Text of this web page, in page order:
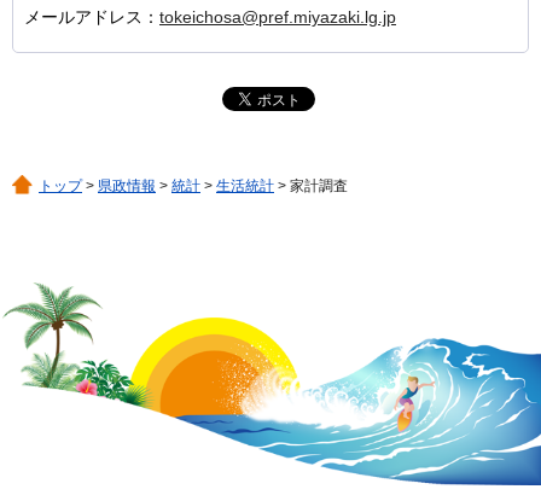
メールアドレス： tokeichosa@pref.miyazaki.lg.jp
トップ> 県政情報 > 統計 > 生活統計 > 家計調査